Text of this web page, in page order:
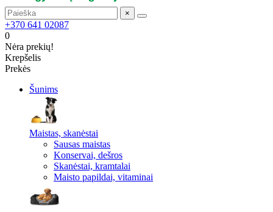
×
+370 641 02087
0
Nėra prekių!
Krepšelis
Prekės
Šunims
Maistas, skanėstai
Sausas maistas
Konservai, dešros
Skanėstai, kramtalai
Maisto papildai, vitaminai